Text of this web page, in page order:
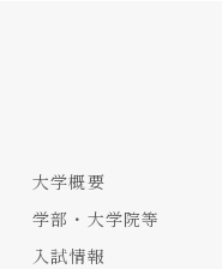
大学概要
学部・大学院等
入試情報